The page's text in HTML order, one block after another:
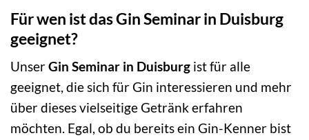
Für wen ist das Gin Seminar in Duisburg
geeignet?
UnserGin Seminar in Duisburg ist für alle
geeignet, die sich für Gin interessieren und mehr
über dieses vielseitige Getränk erfahren
möchten. Egal, ob du bereits ein Gin-Kenner bist